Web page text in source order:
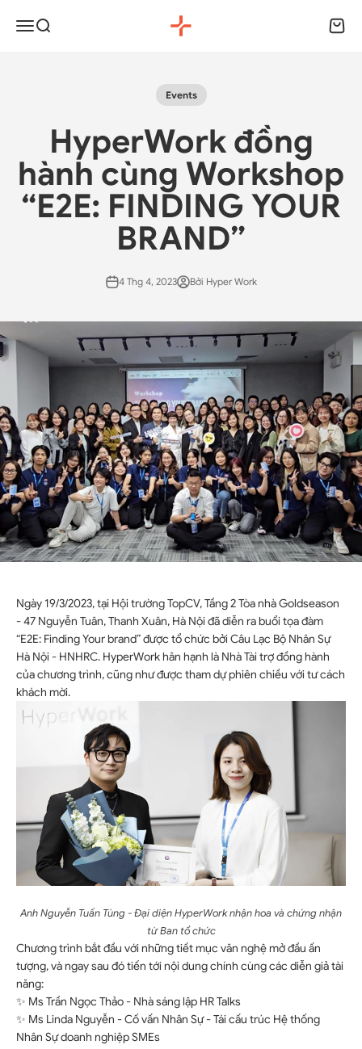
MenuTìm kiếm HyperWork Giỏ
Events
HyperWork đồng
hành cùng Workshop
“E2E: FINDING YOUR
BRAND”
4 Thg 4, 2023 Bởi Hyper Work
Ngày 19/3/2023, tại Hội trường TopCV, Tầng 2 Tòa nhà Goldseason
- 47 Nguyễn Tuân, Thanh Xuân, Hà Nội đã diễn ra buổi tọa đàm
“E2E: Finding Your brand” được tổ chức bởi Câu Lạc Bộ Nhân Sự
Hà Nội - HNHRC. HyperWork hân hạnh là Nhà Tài trợ đồng hành
của chương trình, cũng như được tham dự phiên chiều với tư cách
khách mời.
Anh Nguyễn Tuấn Tùng - Đại diện HyperWork nhận hoa và chứng nhận
từ Ban tổ chức
Chương trình bắt đầu với những tiết mục văn nghệ mở đầu ấn
tượng, và ngay sau đó tiến tới nội dung chính cùng các diễn giả tài
năng:
✨ Ms Trần Ngọc Thảo - Nhà sáng lập HR Talks
✨ Ms Linda Nguyễn - Cố vấn Nhân Sự - Tái cấu trúc Hệ thống
Nhân Sự doanh nghiệp SMEs